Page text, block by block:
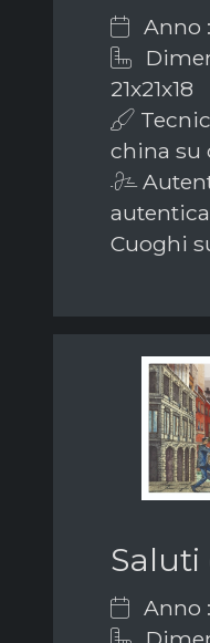
Anno
21x21x18
china su
Cuoghi
Saluti
Anno